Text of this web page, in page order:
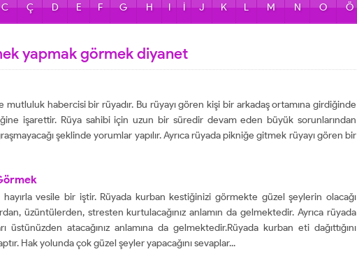
C Ç D E F G H I İ J K L M N O Ö
yapmak görmek diyanet
habercisi bir rüyadır. Bu rüyayı gören kişi bir arkadaş ortamına girdiğinde
işarettir. Rüya sahibi için uzun bir süredir devam eden büyük sorunlarından
şeklinde yorumlar yapılır. Ayrıca rüyada pikniğe gitmek rüyayı gören bir
vesile bir iştir. Rüyada kurban kestiğinizi görmekte güzel şeylerin olacağı
üzüntülerden, stresten kurtulacağınız anlamın da gelmektedir. Ayrıca rüyada
atacağınız anlamına da gelmektedir.Rüyada kurban eti dağıttığını
Hak yolunda çok güzel şeyler yapacağını sevaplar...